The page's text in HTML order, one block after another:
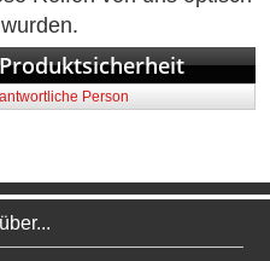
Person